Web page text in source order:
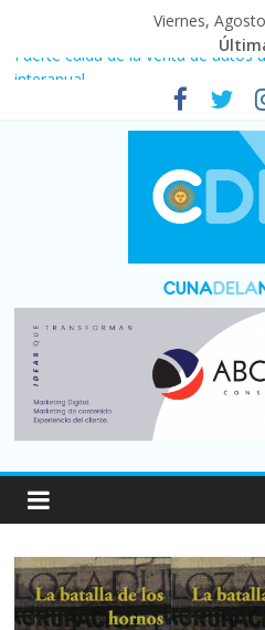
Viernes,
Fuerte caída de la venta de autos
Central venció 1 a 0 al River de
La morosidad alcanzó su nivel
afecta a 400 mil deudores en Santa
Desde que asumió Milei cerraron
denuncia crisis como en 2001
Vacaciones de invierno con más
turístico: 4,6 millones de